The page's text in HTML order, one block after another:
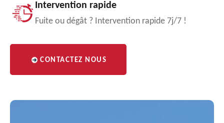
Intervention rapide
Fuite ou dégât ? Intervention rapide 7j/7 !
CONTACTEZ NOUS